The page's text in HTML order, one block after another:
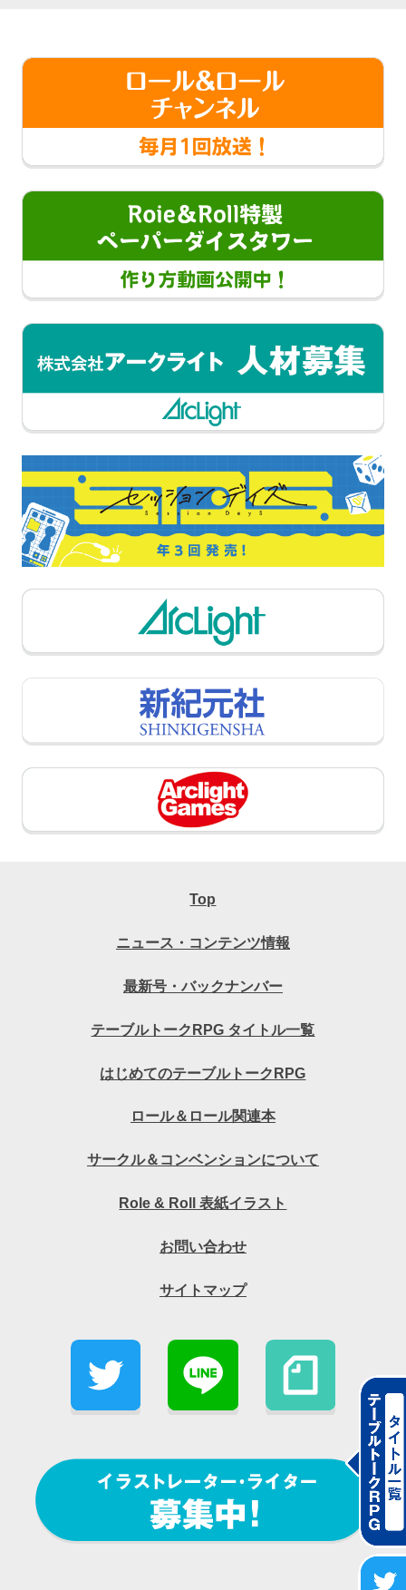
Top
ニュース・コンテンツ情報
最新号・バックナンバー
テーブルトークRPG タイトル一覧
はじめてのテーブルトークRPG
ロール＆ロール関連本
サークル＆コンベンションについて
Role & Roll 表紙イラスト
お問い合わせ
サイトマップ